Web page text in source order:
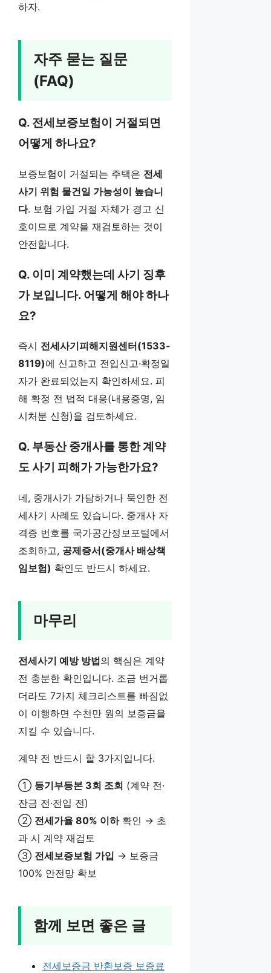
하자.
자주 묻는 질문
(FAQ)
Q. 전세보증보험이 거절되면
어떻게 하나요?
보증보험이 거절되는 주택은 전세
사기 위험 물건일 가능성이 높습니
다. 보험 가입 거절 자체가 경고 신
호이므로 계약을 재검토하는 것이
안전합니다.
Q. 이미 계약했는데 사기 징후
가 보입니다. 어떻게 해야 하나
요?
즉시 전세사기피해지원센터(1533-
8119)에 신고하고 전입신고·확정일
자가 완료되었는지 확인하세요. 피
해 확정 전 법적 대응(내용증명, 임
시처분 신청)을 검토하세요.
Q. 부동산 중개사를 통한 계약
도 사기 피해가 가능한가요?
네, 중개사가 가담하거나 묵인한 전
세사기 사례도 있습니다. 중개사 자
격증 번호를 국가공간정보포털에서
조회하고, 공제증서(중개사 배상책
임보험) 확인도 반드시 하세요.
마무리
전세사기 예방 방법의 핵심은 계약
전 충분한 확인입니다. 조금 번거롭
더라도 7가지 체크리스트를 빠짐없
이 이행하면 수천만 원의 보증금을
지킬 수 있습니다.
계약 전 반드시 할 3가지입니다.
① 등기부등본 3회 조회 (계약 전·
잔금 전·전입 전)
② 전세가율 80% 이하확인 → 초
과 시 계약 재검토
③ 전세보증보험 가입 → 보증금
100% 안전망 확보
함께 보면 좋은 글
전세보증금 반환보증 보증료